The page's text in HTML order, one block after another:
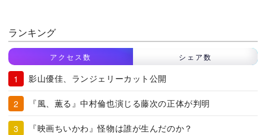
ランキング
アクセス数 シェア数
影山優佳、ランジェリーカット公開
『風、薫る』中村倫也演じる藤次の正体が判明
『映画ちいかわ』怪物は誰が生んだのか？